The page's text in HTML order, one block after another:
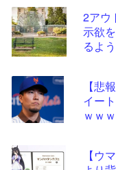
2アウ
示欲
るよ
【悲
イー
ｗｗ
【ウ